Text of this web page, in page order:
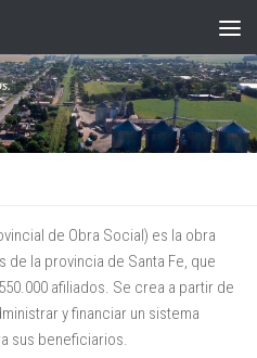
de Obra Social) es la obra
la provincia de Santa Fe, que
afiliados. Se crea a partir de
y financiar un sistema
sus beneficiarios.